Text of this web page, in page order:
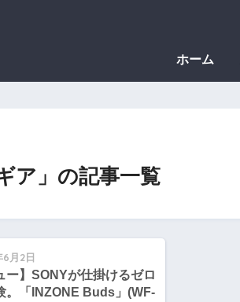
ホーム
ア」の記事一覧
月2日
ー】SONYが仕掛けるゼロ
。「INZONE Buds」(WF-